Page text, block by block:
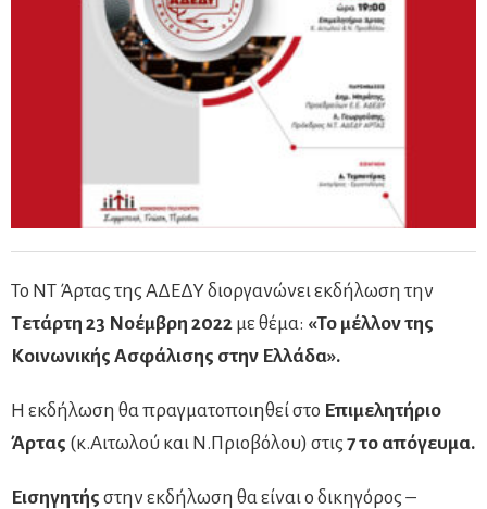
Το ΝΤ Άρτας της ΑΔΕΔΥ διοργανώνει εκδήλωση την
Τετάρτη 23 Νοέμβρη 2022 με θέμα: «Το μέλλον της
Κοινωνικής Ασφάλισης στην Ελλάδα».
Η εκδήλωση θα πραγματοποιηθεί στο Επιμελητήριο
Άρτας (κ.Αιτωλού και Ν.Πριοβόλου) στις 7 το απόγευμα.
Εισηγητής στην εκδήλωση θα είναι ο δικηγόρος –